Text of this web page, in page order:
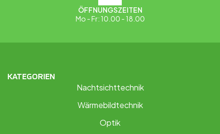
ÖFFNUNGSZEITEN
Mo - Fr: 10.00 - 18.00
KATEGORIEN
Nachtsichttechnik
Wärmebildtechnik
Optik